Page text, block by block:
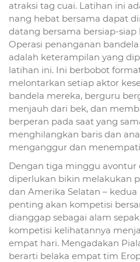
atraksi tag cuai. Latihan ini
nang hebat bersama dapat
datang bersama bersiap-
Operasi penanganan
adalah keterampilan yang
latihan ini. Ini berbobot
melontarkan setiap aktor
bandela mereka, berguru
menjauh dari bek, dan
berperan pada saat yang
menghilangkan baris dan
menganggur dan
Dengan tiga minggu avontur
diperlukan bikin melakukan
dan Amerika Selatan –
penting akan kompetisi
dianggap sebagai alam
kompetisi kelihatannya
empat hari. Mengadakan
berarti belaka empat tim